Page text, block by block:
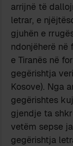
arrijnë të
letrar, e
gjuhën e
ndonjëherë në
e Tiranës në
gegërishtja
Kosove). Nga
gegërishtes
gjendje ta
vetëm sepse
gegërishtja